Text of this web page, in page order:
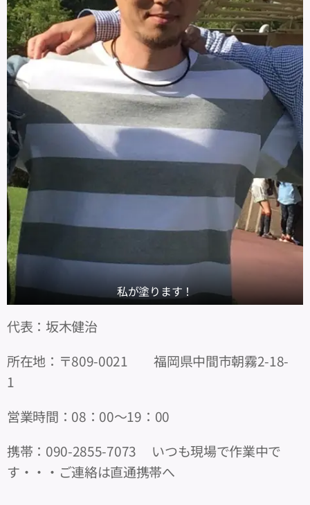
私が塗ります！
代表：坂木健治
所在地：〒809-0021 福岡県中間市朝霧2-18-
1
営業時間：08：00～19：00
携帯：090-2855-7073 いつも現場で作業中で
す・・・ご連絡は直通携帯へ